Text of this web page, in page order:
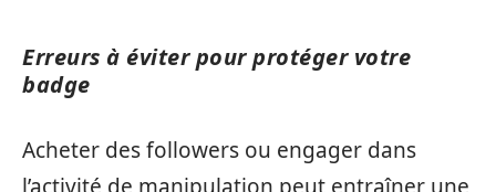
Erreurs à éviter pour protéger votre
badge
Acheter des followers ou engager dans
l’activité de manipulation peut entraîner une